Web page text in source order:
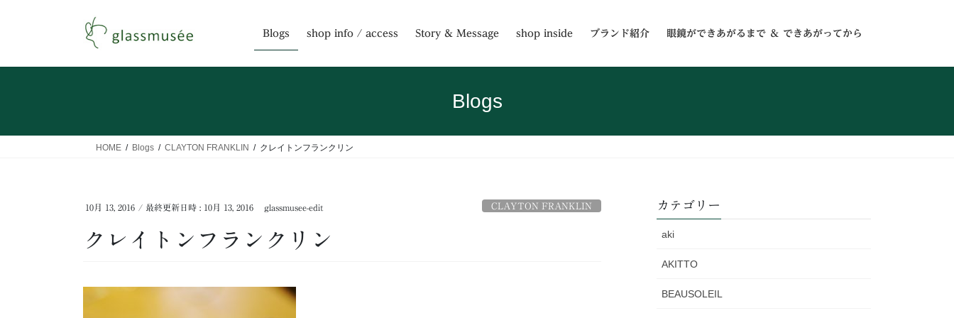
Blogs shop info / access Story & Message shop inside ブランド紹介 眼鏡ができあがるまで ＆ できあがってから
Blogs
HOME Blogs CLAYTON FRANKLIN クレイトンフランクリン
10月 13, 2016 / 最終更新日時 : 10月 13, 2016 glassmusee-edit CLAYTON FRANKLIN
クレイトンフランクリン
カテゴリー
aki
AKITTO
BEAUSOLEIL